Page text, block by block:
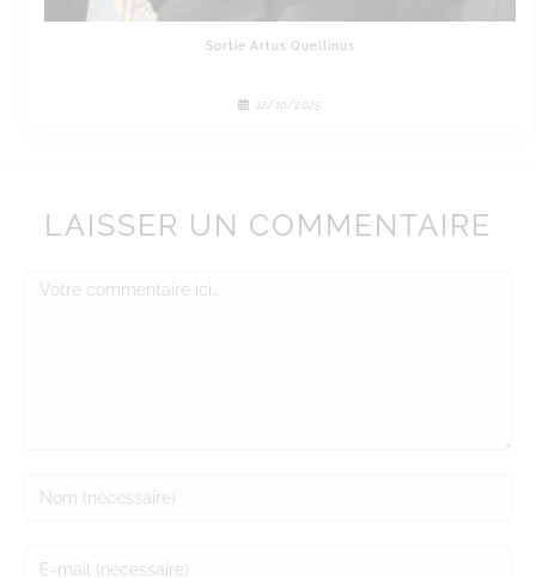
Sortie Artus Quellinus
12/10/2025
LAISSER UN COMMENTAIRE